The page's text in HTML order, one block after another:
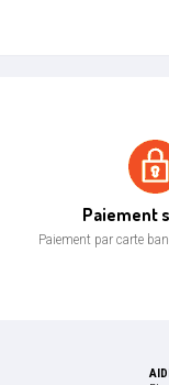
Paiement
Paiement par carte